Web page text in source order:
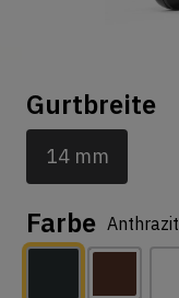
Gurtbreite
14 mm
Farbe Anthrazit